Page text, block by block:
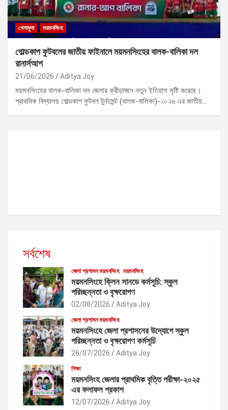
খেলাধুলা ময়মনসিংহ
গোল্ডকাপ ফুটবলের জাতীয় ফাইনালে ময়মনসিংহের বালক-বালিকা দল
রানার্সআপ
21/06/2026 Aditya Joy
ময়মনসিংহের বালক-বালিকা দল জেলার ক্রীড়াঙ্গনে নতুন ইতিহাস সৃষ্টি করেছে।
প্রাথমিক বিদ্যালয় গোল্ডকাপ ফুটবল টুর্নামেন্ট (বালক-বালিকা)-২০২৬ এর জাতীয়…
সর্বশেষ
জেলা প্রশাসন ময়মনসিংহ ময়মনসিংহ
ময়মনসিংহে ক্লিন সানডে কর্মসূচি: স্কুল
পরিচ্ছন্নতা ও বৃক্ষরোপণ
02/08/2026 Aditya Joy
জেলা প্রশাসন ময়মনসিংহ
ময়মনসিংহে জেলা প্রশাসনের উদ্যোগে স্কুল
পরিচ্ছন্নতা ও বৃক্ষরোপণ কর্মসূচি
26/07/2026 Aditya Joy
শিক্ষা
ময়মনসিংহ জেলার প্রাথমিক বৃত্তি পরীক্ষা-২০২৫
এর ফলাফল প্রকাশ
12/07/2026 Aditya Joy